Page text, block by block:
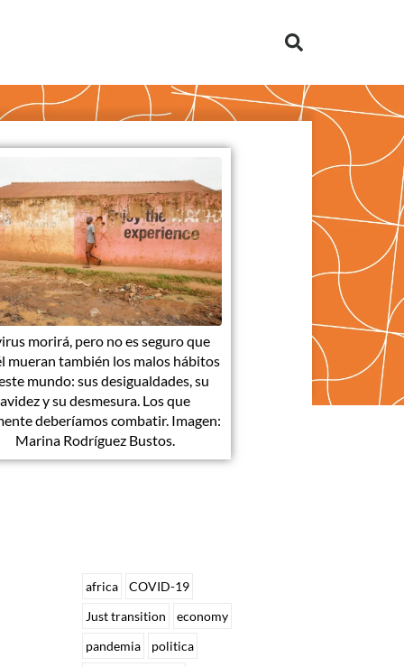
morirá, pero no es seguro que
mueran también los malos hábitos
mundo: sus desigualdades, su
avidez y su desmesura. Los que
deberíamos combatir. Imagen:
Marina Rodríguez Bustos.
africa
COVID-19
Just transition
economy
pandemia
politica